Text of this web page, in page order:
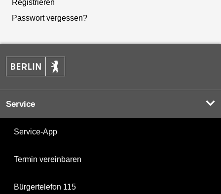
Registrieren
Passwort vergessen?
Service
Service-App
Termin vereinbaren
Bürgertelefon 115